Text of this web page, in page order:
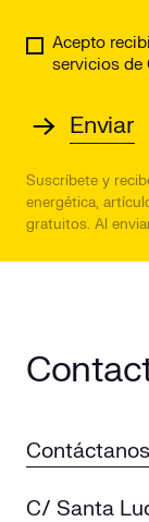
Acepto
servicios de
Suscríbete y
energética,
gratuitos. Al
Contáctanos
C/ Santa